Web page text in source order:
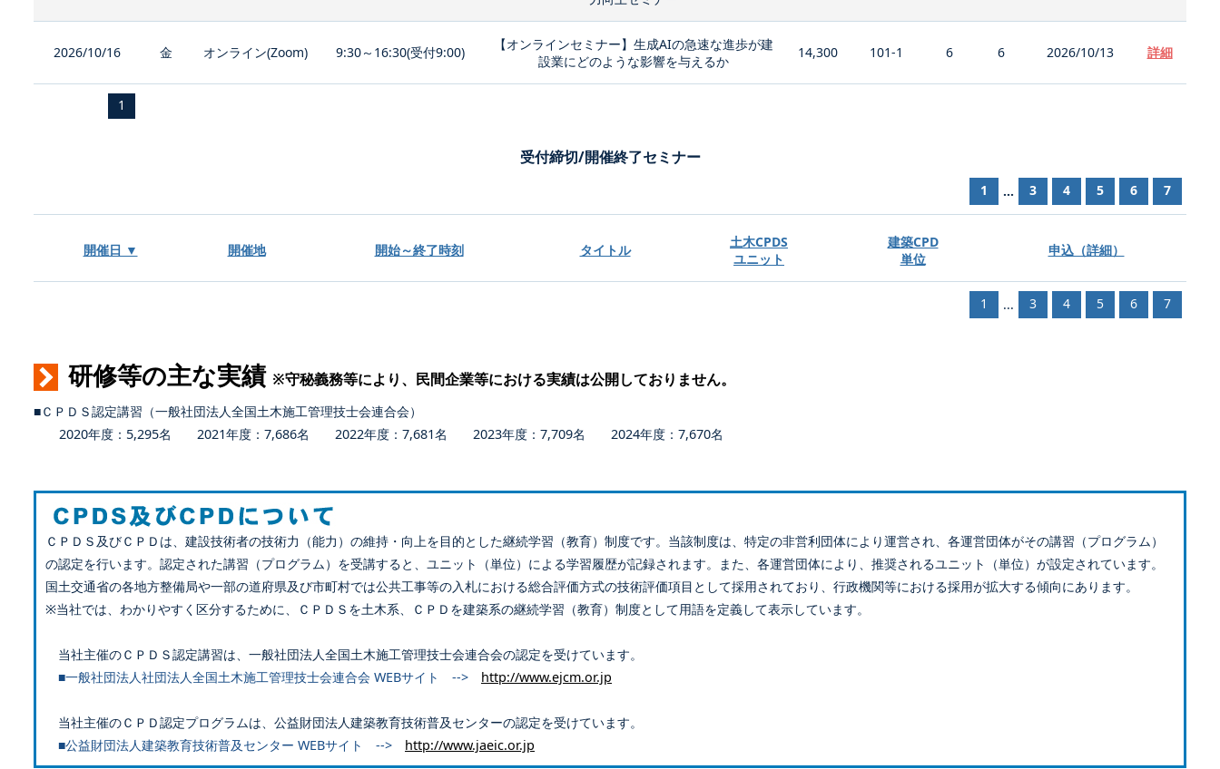
2026/10/16 金 オンライン(Zoom) 9:30～16:30(受付9:00)
【オンラインセミナー】生成AIの急速な進歩が建
設業にどのような影響を与えるか
14,300 101-1 6 6 2026/10/13 詳細
1
受付締切/開催終了セミナー
1 ... 3 4 5 6 7
開催日 ▼ 開催地 開始～終了時刻 タイトル
土木CPDS
ユニット
建築CPD
単位
申込（詳細）
1 ... 3 4 5 6 7
研修等の主な実績 ※守秘義務等により、民間企業等における実績は公開しておりません。
■ＣＰＤＳ認定講習（一般社団法人全国土木施工管理技士会連合会）
2020年度：5,295名 2021年度：7,686名 2022年度：7,681名 2023年度：7,709名 2024年度：7,670名
ＣＰＤＳ及びＣＰＤは、建設技術者の技術力（能力）の維持・向上を目的とした継続学習（教育）制度です。当該制度は、特定の非営利団体により運営され、各運営団体がその講習（プログラム）
の認定を行います。認定された講習（プログラム）を受講すると、ユニット（単位）による学習履歴が記録されます。また、各運営団体により、推奨されるユニット（単位）が設定されています。
国土交通省の各地方整備局や一部の道府県及び市町村では公共工事等の入札における総合評価方式の技術評価項目として採用されており、行政機関等における採用が拡大する傾向にあります。
※当社では、わかりやすく区分するために、ＣＰＤＳを土木系、ＣＰＤを建築系の継続学習（教育）制度として用語を定義して表示しています。
当社主催のＣＰＤＳ認定講習は、一般社団法人全国土木施工管理技士会連合会の認定を受けています。
■一般社団法人社団法人全国土木施工管理技士会連合会 WEBサイト --> http://www.ejcm.or.jp
当社主催のＣＰＤ認定プログラムは、公益財団法人建築教育技術普及センターの認定を受けています。
■公益財団法人建築教育技術普及センター WEBサイト --> http://www.jaeic.or.jp